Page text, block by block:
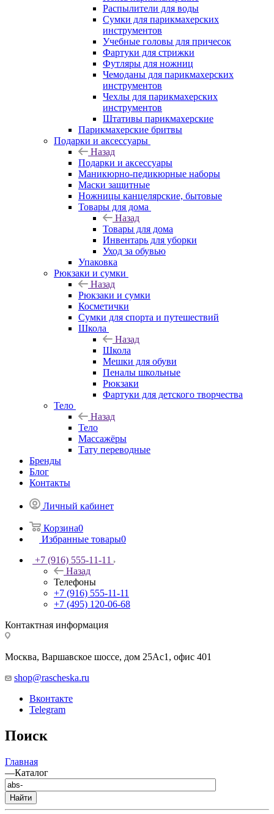
Распылители для воды
Сумки для парикмахерских
инструментов
Учебные головы для причесок
Фартуки для стрижки
Футляры для ножниц
Чемоданы для парикмахерских
инструментов
Чехлы для парикмахерских
инструментов
Штативы парикмахерские
Парикмахерские бритвы
Подарки и аксессуары
Назад
Подарки и аксессуары
Маникюрно-педикюрные наборы
Маски защитные
Ножницы канцелярские, бытовые
Товары для дома
Назад
Товары для дома
Инвентарь для уборки
Уход за обувью
Упаковка
Рюкзаки и сумки
Назад
Рюкзаки и сумки
Косметички
Сумки для спорта и путешествий
Школа
Назад
Школа
Мешки для обуви
Пеналы школьные
Рюкзаки
Фартуки для детского творчества
Тело
Назад
Тело
Массажёры
Тату переводные
Бренды
Блог
Контакты
Личный кабинет
Корзина0
Избранные товары0
+7 (916) 555-11-11
Назад
Телефоны
+7 (916) 555-11-11
+7 (495) 120-06-68
Контактная информация
Москва, Варшавское шоссе, дом 25Аc1, офис 401
shop@rascheska.ru
Вконтакте
Telegram
Поиск
Главная
—Каталог
Найти